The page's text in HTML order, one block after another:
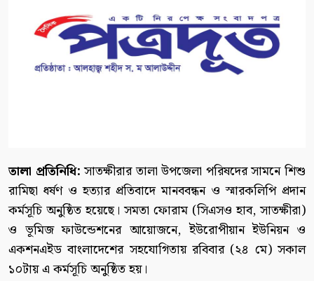
তালা প্রতিনিধি:সাতক্ষীরার তালা উপজেলা পরিষদের সামনে শিশু
রামিছা ধর্ষণ ও হত্যার প্রতিবাদে মানববন্ধন ও স্মারকলিপি প্রদান
কর্মসূচি অনুষ্ঠিত হয়েছে। সমতা ফোরাম (সিএসও হাব, সাতক্ষীরা)
ও ভূমিজ ফাউন্ডেশনের আয়োজনে, ইউরোপীয়ান ইউনিয়ন ও
একশনএইড বাংলাদেশের সহযোগিতায় রবিবার (২৪ মে) সকাল
১০টায় এ কর্মসূচি অনুষ্ঠিত হয়।